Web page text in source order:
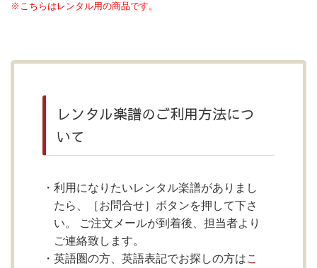
※こちらはレンタル用の商品です。
レンタル楽譜のご利用方法につ
いて
利用になりたいレンタル楽譜がありまし
たら、［お問合せ］ボタンを押して下さ
い。 ご注文メールが到着後、担当者より
ご連絡致します。
英語圏の方、英語表記でお探しの方はこ